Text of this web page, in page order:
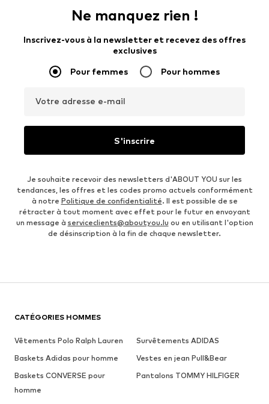
Ne manquez rien !
Inscrivez-vous à la newsletter et recevez des offres
exclusives
Pour femmes Pour hommes
Votre adresse e-mail
S'inscrire
Je souhaite recevoir des newsletters d'ABOUT YOU sur les
tendances, les offres et les codes promo actuels conformément
à notre Politique de confidentialité. Il est possible de se
rétracter à tout moment avec effet pour le futur en envoyant
un message à serviceclients@aboutyou.lu ou en utilisant l'option
de désinscription à la fin de chaque newsletter.
CATÉGORIES HOMMES
Vêtements Polo Ralph Lauren
Survêtements ADIDAS
Baskets Adidas pour homme
Vestes en jean Pull&Bear
Baskets CONVERSE pour
homme
Pantalons TOMMY HILFIGER